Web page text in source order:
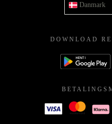
Danmark
DOWNLOAD